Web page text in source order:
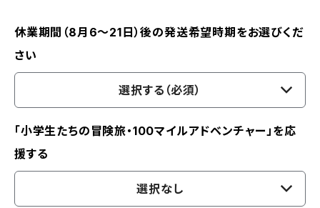
休業期間（8月6〜21日）後の発送希望時期をお選びくだ
さい
選択する（必須）
「小学生たちの冒険旅・100マイルアドベンチャー」を応
援する
選択なし